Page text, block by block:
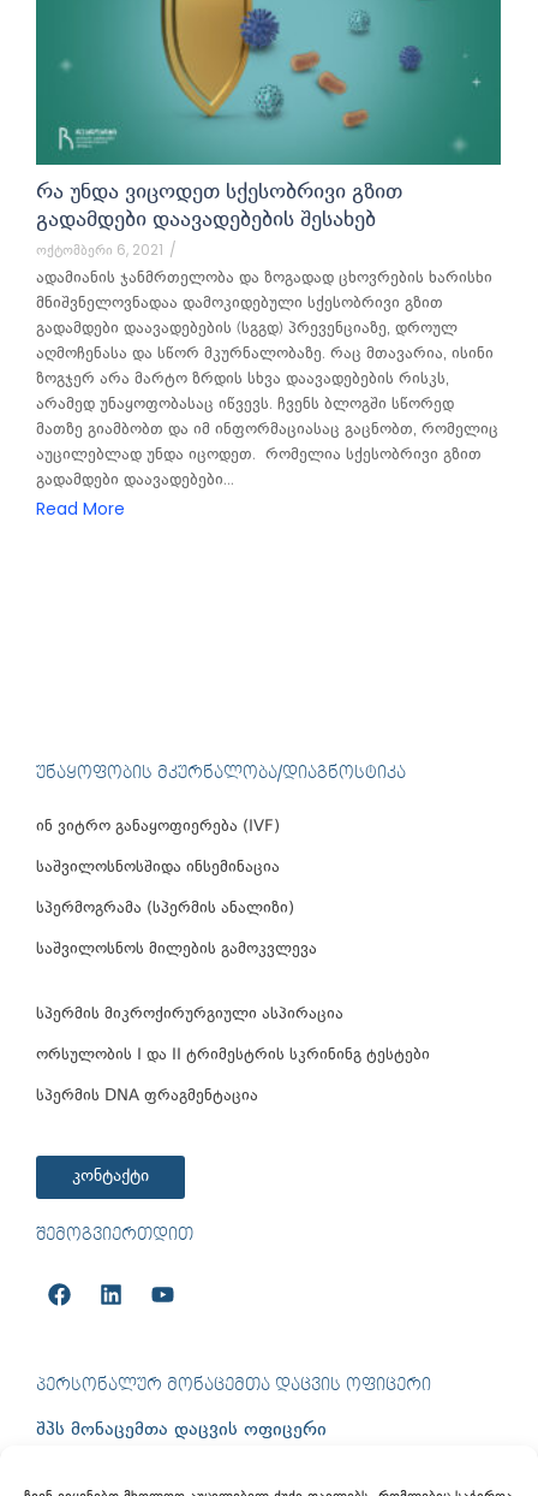
ᲠᲐ ᲣᲜᲓᲐ ᲕᲘᲪᲝᲓᲔᲗ ᲡᲥᲔᲡᲝᲑᲠᲘᲕᲘ ᲒᲖᲘᲗ
ᲒᲐᲓᲐᲛᲓᲔᲑᲘ ᲓᲐᲐᲕᲐᲓᲔᲑᲔᲑᲘᲡ ᲨᲔᲡᲐᲮᲔᲑ
ოქტომბერი 6, 2021 /
ადამიანის ჯანმრთელობა და ზოგადად ცხოვრების ხარისხი
მნიშვნელოვნადაა დამოკიდებული სქესობრივი გზით
გადამდები დაავადებების (სგგდ) პრევენციაზე, დროულ
აღმოჩენასა და სწორ მკურნალობაზე. რაც მთავარია, ისინი
ზოგჯერ არა მარტო ზრდის სხვა დაავადებების რისკს,
არამედ უნაყოფობასაც იწვევს. ჩვენს ბლოგში სწორედ
მათზე გიამბობთ და იმ ინფორმაციასაც გაცნობთ, რომელიც
აუცილებლად უნდა იცოდეთ. რომელია სქესობრივი გზით
გადამდები დაავადებები...
Read More
ᲣᲜᲐᲧᲝᲤᲝᲑᲘᲡ ᲛᲙᲣᲠᲜᲐᲚᲝᲑᲐ/ᲓᲘᲐᲒᲜᲝᲡᲢᲘᲙᲐ
ინ ვიტრო განაყოფიერება (IVF)
საშვილოსნოსშიდა ინსემინაცია
სპერმოგრამა (სპერმის ანალიზი)
საშვილოსნოს მილების გამოკვლევა
სპერმის მიკროქირურგიული ასპირაცია
ორსულობის I და II ტრიმესტრის სკრინინგ ტესტები
სპერმის DNA ფრაგმენტაცია
კონტაქტი
ᲨᲔᲛᲝᲒᲕᲘᲔᲠᲗᲓᲘᲗ
ᲞᲔᲠᲡᲝᲜᲐᲚᲣᲠ ᲛᲝᲜᲐᲪᲔᲛᲗᲐ ᲓᲐᲪᲕᲘᲡ ᲝᲤᲘᲪᲔᲠᲘ
შპს მონაცემთა დაცვის ოფიცერი